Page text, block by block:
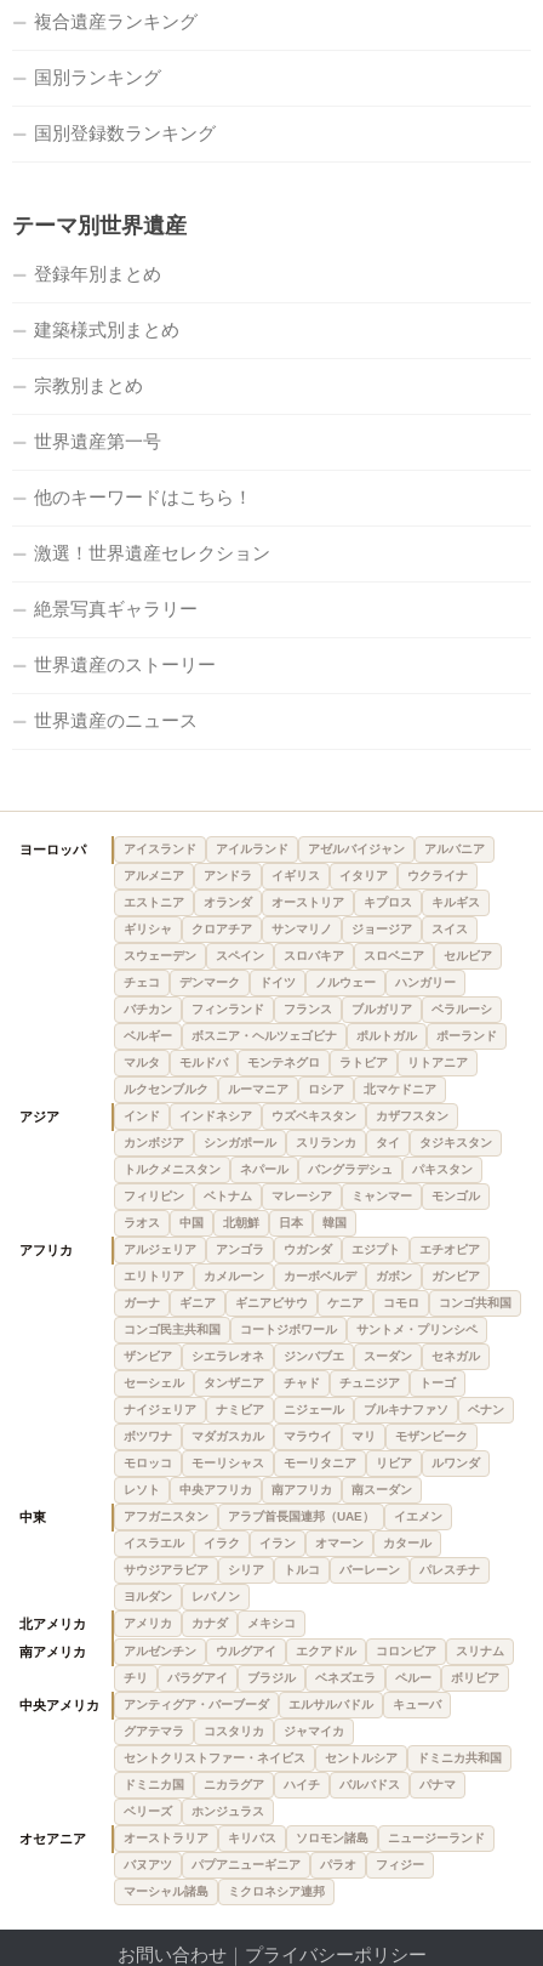
複合遺産ランキング
国別ランキング
国別登録数ランキング
テーマ別世界遺産
登録年別まとめ
建築様式別まとめ
宗教別まとめ
世界遺産第一号
他のキーワードはこちら！
激選！世界遺産セレクション
絶景写真ギャラリー
世界遺産のストーリー
世界遺産のニュース
ヨーロッパ アイスランド アイルランド アゼルバイジャン
アルバニア
アルメニア
アンドラ イギリス イタリア
ウクライナ
エストニア
オランダ オーストリア キプロス
キルギス
ギリシャ
クロアチア サンマリノ ジョージア
スイス
スウェーデン
スペイン スロバキア スロベニア
セルビア
チェコ
デンマーク ドイツ ノルウェー
ハンガリー
バチカン
フィンランド フランス ブルガリア
ベラルーシ
ベルギー
ボスニア・ヘルツェゴビナ ポルトガル
ポーランド
マルタ
モルドバ モンテネグロ ラトビア
リトアニア
ルクセンブルク
ルーマニア ロシア 北マケドニア
アジア インド インドネシア ウズベキスタン
カザフスタン
カンボジア
シンガポール スリランカ タイ
タジキスタン
トルクメニスタン
ネパール バングラデシュ
パキスタン
フィリピン
ベトナム マレーシア ミャンマー
モンゴル
ラオス
中国 北朝鮮 日本 韓国
アフリカ アルジェリア アンゴラ ウガンダ エジプト
エチオピア
エリトリア
カメルーン カーボベルデ ガボン
ガンビア
ガーナ
ギニア ギニアビサウ ケニア コモロ
コンゴ共和国
コンゴ民主共和国
コートジボワール
サントメ・プリンシペ
ザンビア
シエラレオネ ジンバブエ スーダン
セネガル
セーシェル
タンザニア チャド チュニジア
トーゴ
ナイジェリア
ナミビア ニジェール ブルキナファソ
ベナン
ボツワナ
マダガスカル マラウイ マリ
モザンビーク
モロッコ
モーリシャス モーリタニア リビア
ルワンダ
レソト
中央アフリカ 南アフリカ 南スーダン
中東 アフガニスタン アラブ首長国連邦（UAE）
イエメン
イスラエル
イラク イラン オマーン
カタール
サウジアラビア
シリア トルコ バーレーン
パレスチナ
ヨルダン
レバノン
北アメリカ アメリカ カナダ メキシコ
南アメリカ アルゼンチン ウルグアイ エクアドル コロンビア
スリナム
チリ
パラグアイ ブラジル ベネズエラ ペルー ボリビア
中央アメリカ アンティグア・バーブーダ エルサルバドル
キューバ
グアテマラ
コスタリカ
ジャマイカ
セントクリストファー・ネイビス
セントルシア
ドミニカ共和国
ドミニカ国
ニカラグア ハイチ バルバドス
パナマ
ベリーズ
ホンジュラス
オセアニア オーストラリア キリバス ソロモン諸島
ニュージーランド
バヌアツ
パプアニューギニア パラオ
フィジー
マーシャル諸島
ミクロネシア連邦
お問い合わせ｜ プライバシーポリシー